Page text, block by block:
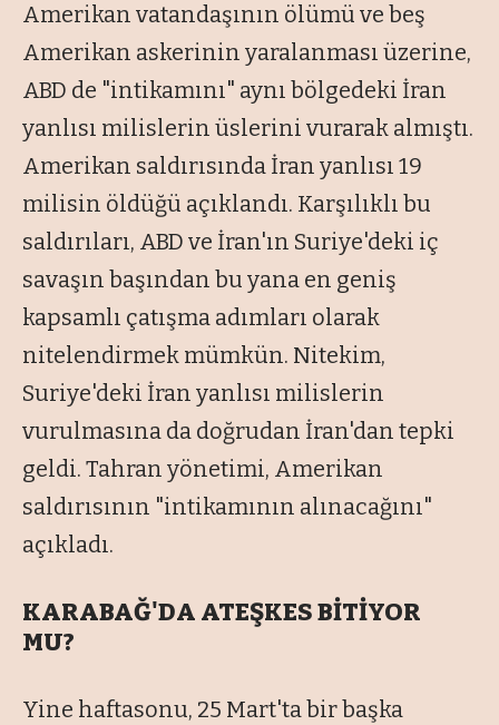
Amerikan vatandaşının ölümü ve beş
Amerikan askerinin yaralanması üzerine,
ABD de "intikamını" aynı bölgedeki İran
yanlısı milislerin üslerini vurarak almıştı.
Amerikan saldırısında İran yanlısı 19
milisin öldüğü açıklandı. Karşılıklı bu
saldırıları, ABD ve İran'ın Suriye'deki iç
savaşın başından bu yana en geniş
kapsamlı çatışma adımları olarak
nitelendirmek mümkün. Nitekim,
Suriye'deki İran yanlısı milislerin
vurulmasına da doğrudan İran'dan tepki
geldi. Tahran yönetimi, Amerikan
saldırısının "intikamının alınacağını"
açıkladı.
KARABAĞ'DA ATEŞKES BİTİYOR
MU?
Yine haftasonu, 25 Mart'ta bir başka